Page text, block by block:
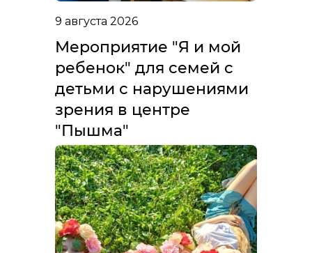
9 августа 2026
Мероприятие "Я и мой
ребенок" для семей с
детьми с нарушениями
зрения в центре
"Пышма"